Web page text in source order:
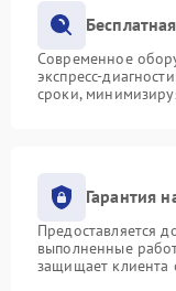
Современное
экспресс-
сроки,
Гарантия
Предоставляется
выполненные
защищает клиента